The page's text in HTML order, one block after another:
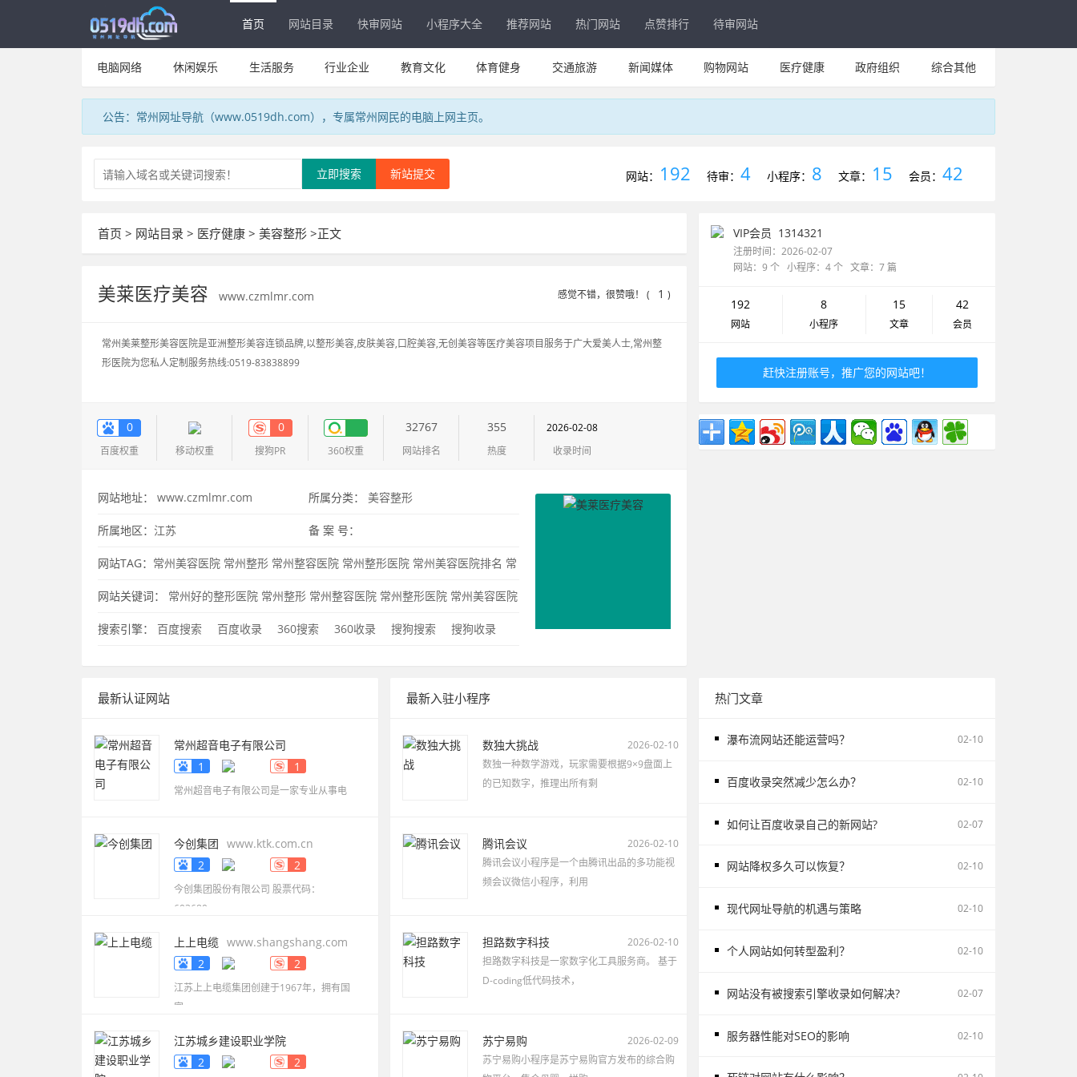
首页 网站目录 快审网站 小程序大全 推荐网站 热门网站 点赞排行 待审网站
电脑网络 休闲娱乐 生活服务 行业企业 教育文化 体育健身 交通旅游 新闻媒体 购物网站 医疗健康 政府组织 综合其他
公告：常州网址导航（www.0519dh.com），专属常州网民的电脑上网主页。
新站提交
立即搜索 网站： 192 待审： 4 小程序： 8 文章： 15 会员： 42
首页 > 网站目录 > 医疗健康 > 美容整形 >正文
美莱医疗美容 www.czmlmr.com 感觉不错，很赞哦！ ( 1 )
常州美莱整形美容医院是亚洲整形美容连锁品牌,以整形美容,皮肤美容,口腔美容,无创美容等医疗美容项目服务于广大爱美人士,常州整
形医院为您私人定制服务热线:0519-83838899
0
百度权重 移动权重
0
搜狗PR 360权重
32767
网站排名
355
热度
2026-02-08
收录时间
网站地址： www.czmlmr.com 所属分类：美容整形
所属地区： 江苏 备 案 号：
网站TAG： 常州美容医院 常州整形 常州整容医院 常州整形医院 常州美容医院排名 常
州整形美容医院 常州好的整形医院
网站关键词： 常州好的整形医院 常州整形 常州整容医院 常州整形医院 常州美容医院
排名
搜索引擎： 百度搜索 百度收录 360搜索 360收录 搜狗搜索 搜狗收录
VIP会员 1314321
注册时间：2026-02-07
网站：9 个 小程序：4 个 文章：7 篇
192
网站
8
小程序
15
文章
42
会员
赶快注册账号，推广您的网站吧！
最新认证网站
常州超音电子有限公司
www.smdbuzzer.net
1 1
常州超音电子有限公司是一家专业从事电
今创集团 www.ktk.com.cn
2
2
今创集团股份有限公司 股票代码：
603680，
上上电缆 www.shangshang.com
2
2
江苏上上电缆集团创建于1967年，拥有国
家
江苏城乡建设职业学院
www.jscc.edu.cn
2 2
最新入驻小程序
数独大挑战
2026-02-10
数独一种数学游戏，玩家需要根据9×9盘面上
的已知数字，推理出所有剩
腾讯会议
2026-02-10
腾讯会议小程序是一个由腾讯出品的多功能视
频会议微信小程序，利用
担路数字科技
2026-02-10
担路数字科技是一家数字化工具服务商。 基于
D-coding低代码技术，
苏宁易购
2026-02-09
苏宁易购小程序是苏宁易购官方发布的综合购
热门文章
瀑布流网站还能运营吗？ 02-10
百度收录突然减少怎么办？ 02-10
如何让百度收录自己的新网站? 02-07
网站降权多久可以恢复？ 02-10
现代网址导航的机遇与策略 02-10
个人网站如何转型盈利？ 02-10
网站没有被搜索引擎收录如何解决? 02-07
服务器性能对SEO的影响 02-10